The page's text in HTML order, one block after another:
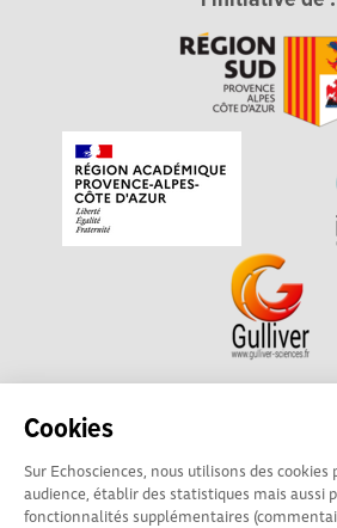
Cookies
Sur Echosciences, nous utilisons des
audience, établir des statistiques mais aussi
fonctionnalités supplémentaires
Echosciences Sud Provence-Alpes-
académique pour la Recherche et
Alpes-Côte d'Azur. La plateforme est